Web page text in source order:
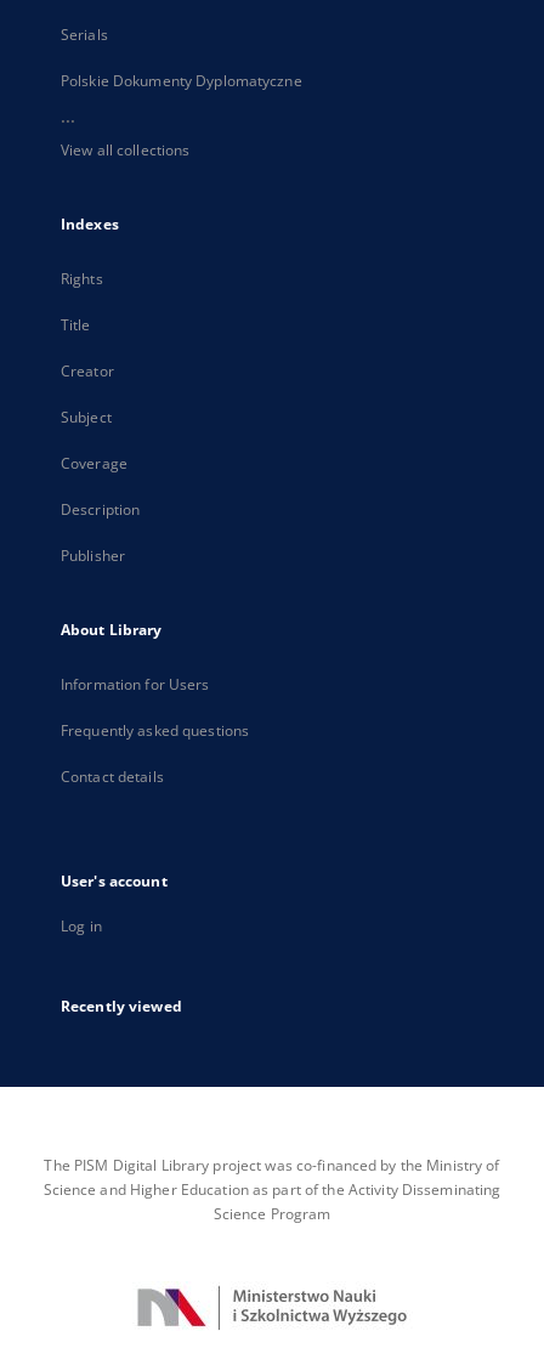
Serials
Polskie Dokumenty Dyplomatyczne
...
View all collections
Indexes
Rights
Title
Creator
Subject
Coverage
Description
Publisher
About Library
Information for Users
Frequently asked questions
Contact details
User's account
Log in
Recently viewed
The PISM Digital Library project was co-financed by the Ministry of
Science and Higher Education as part of the Activity Disseminating
Science Program